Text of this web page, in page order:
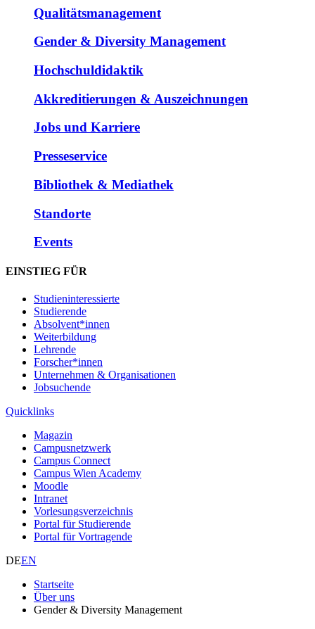
Qualitätsmanagement
Gender & Diversity Management
Hochschuldidaktik
Akkreditierungen & Auszeichnungen
Jobs und Karriere
Presseservice
Bibliothek & Mediathek
Standorte
Events
EINSTIEG FÜR
Studieninteressierte
Studierende
Absolvent*innen
Weiterbildung
Lehrende
Forscher*innen
Unternehmen & Organisationen
Jobsuchende
Quicklinks
Magazin
Campusnetzwerk
Campus Connect
Campus Wien Academy
Moodle
Intranet
Vorlesungsverzeichnis
Portal für Studierende
Portal für Vortragende
DEEN
Startseite
Über uns
Gender & Diversity Management